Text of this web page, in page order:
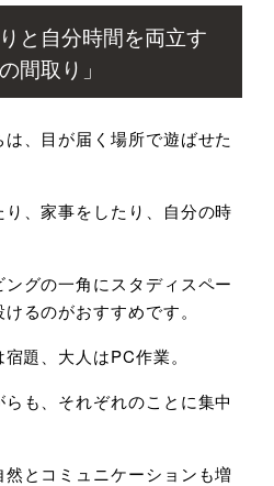
自分時間を両立す
間取り」
、目が届く場所で遊ばせた
、家事をしたり、自分の時
グの一角にスタディスペー
るのがおすすめです。
題、大人はPC作業。
も、それぞれのことに集中
とコミュニケーションも増